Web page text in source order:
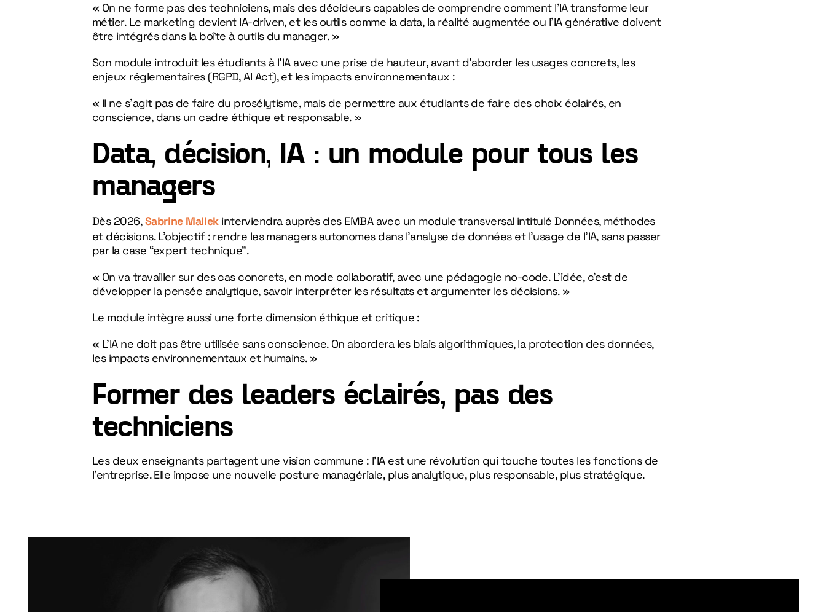
« On ne forme pas des techniciens, mais des décideurs capables de comprendre comment l’IA transforme leur
métier. Le marketing devient IA-driven, et les outils comme la data, la réalité augmentée ou l’IA générative doivent
être intégrés dans la boîte à outils du manager. »
Son module introduit les étudiants à l’IA avec une prise de hauteur, avant d’aborder les usages concrets, les
enjeux réglementaires (RGPD, AI Act), et les impacts environnementaux :
« Il ne s’agit pas de faire du prosélytisme, mais de permettre aux étudiants de faire des choix éclairés, en
conscience, dans un cadre éthique et responsable. »
Data, décision, IA : un module pour tous les
managers
Dès 2026,Sabrine Mallekinterviendra auprès des EMBA avec un module transversal intituléDonnées, méthodes
et décisions. L’objectif : rendre les managers autonomes dans l’analyse de données et l’usage de l’IA, sans passer
par la case “expert technique”.
« On va travailler sur des cas concrets, en mode collaboratif, avec une pédagogie no-code. L’idée, c’est de
développer la pensée analytique, savoir interpréter les résultats et argumenter les décisions. »
Le module intègre aussi une forte dimension éthique et critique :
« L’IA ne doit pas être utilisée sans conscience. On abordera les biais algorithmiques, la protection des données,
les impacts environnementaux et humains. »
Former des leaders éclairés, pas des
techniciens
Les deux enseignants partagent une vision commune : l’IA est une révolution qui touche toutes les fonctions de
l’entreprise. Elle impose une nouvelle posture managériale, plus analytique, plus responsable, plus stratégique.